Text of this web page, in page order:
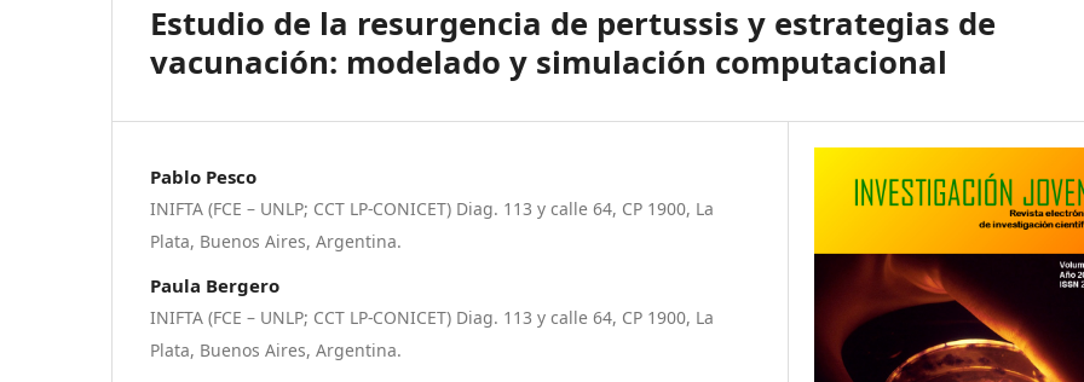
Estudio de la resurgencia de pertussis y estrategias de
vacunación: modelado y simulación computacional
Pablo Pesco
INIFTA (FCE – UNLP; CCT LP-CONICET) Diag. 113 y calle 64, CP 1900, La
Plata, Buenos Aires, Argentina.
Paula Bergero
INIFTA (FCE – UNLP; CCT LP-CONICET) Diag. 113 y calle 64, CP 1900, La
Plata, Buenos Aires, Argentina.